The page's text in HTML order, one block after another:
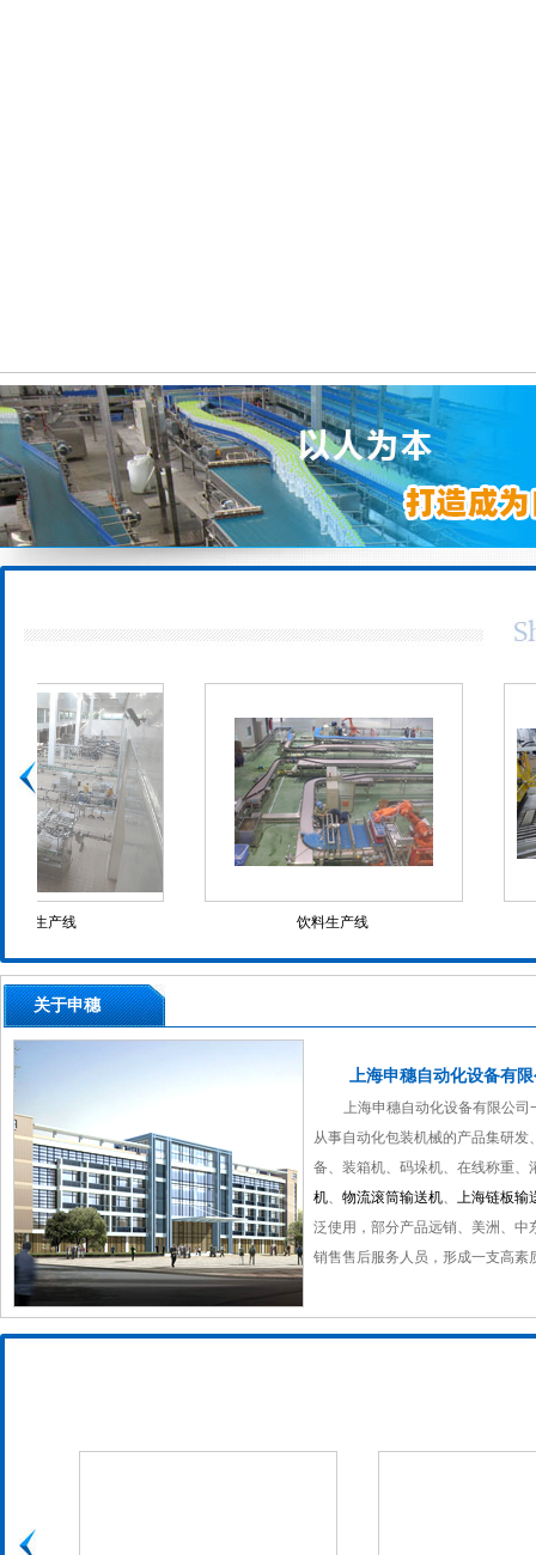
关于申穗
上海申穗自动化设备有
上海申穗自动化设备有限公
从事自动化包装机械的产品集研
备、装箱机、码垛机、在线称重
机、 物流滚筒输送机、 上海链板输
泛使用，部分产品远销、美洲、
销售售后服务人员，形成一支高